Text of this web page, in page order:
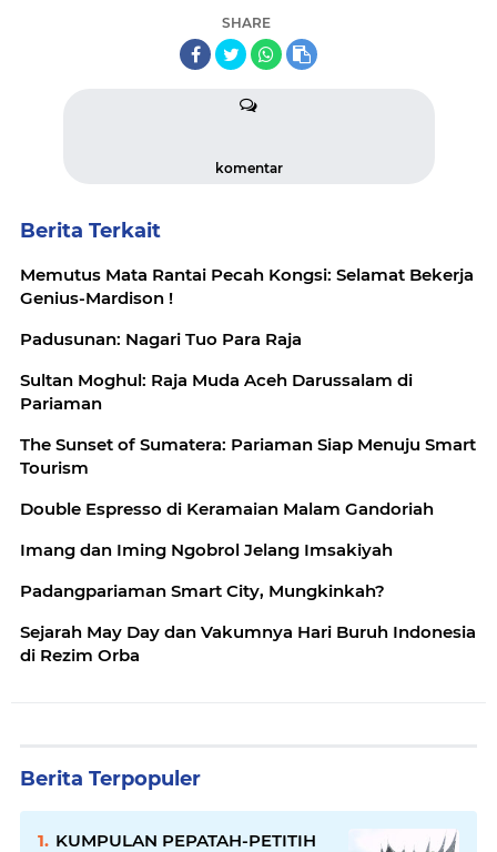
SHARE
komentar
Berita Terkait
Memutus Mata Rantai Pecah Kongsi: Selamat Bekerja
Genius-Mardison !
Padusunan: Nagari Tuo Para Raja
Sultan Moghul: Raja Muda Aceh Darussalam di
Pariaman
The Sunset of Sumatera: Pariaman Siap Menuju Smart
Tourism
Double Espresso di Keramaian Malam Gandoriah
Imang dan Iming Ngobrol Jelang Imsakiyah
Padangpariaman Smart City, Mungkinkah?
Sejarah May Day dan Vakumnya Hari Buruh Indonesia
di Rezim Orba
Berita Terpopuler
KUMPULAN PEPATAH-PETITIH